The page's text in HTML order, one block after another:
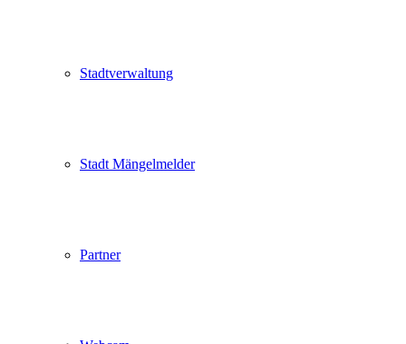
Stadtverwaltung
Stadt Mängelmelder
Partner